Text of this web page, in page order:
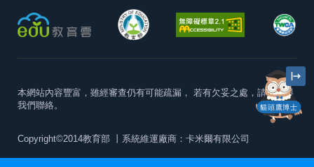
貓頭鷹博士
本網站內容豐富，雖經審查仍有可能疏漏， 若有欠妥之處，請隨時與
我們聯絡。
Copyright©2014教育部 丨系統維運廠商：卡米爾有限公司